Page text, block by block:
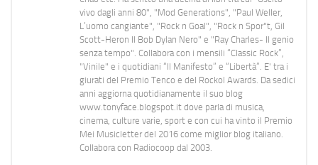
vivo dagli anni 80", "Mod Generations", "Paul Weller,
L’uomo cangiante", "Rock n Goal", "Rock n Spor"t, Gil
Scott-Heron Il Bob Dylan Nero" e "Ray Charles- Il genio
senza tempo". Collabora con i mensili “Classic Rock”,
"Vinile" e i quotidiani “Il Manifesto” e “Libertà”. E' tra i
giurati del Premio Tenco e del Rockol Awards. Da sedici
anni aggiorna quotidianamente il suo blog
www.tonyface.blogspot.it dove parla di musica,
cinema, culture varie, sport e con cui ha vinto il Premio
Mei Musicletter del 2016 come miglior blog italiano.
Collabora con Radiocoop dal 2003.